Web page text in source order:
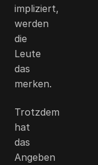
impliziert,
werden
die
Leute
das
merken.
Trotzdem
hat
das
Angeben